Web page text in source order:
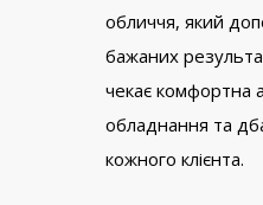
обличчя, який
бажаних
чекає комфортна
обладнання та
кожного клієнта.